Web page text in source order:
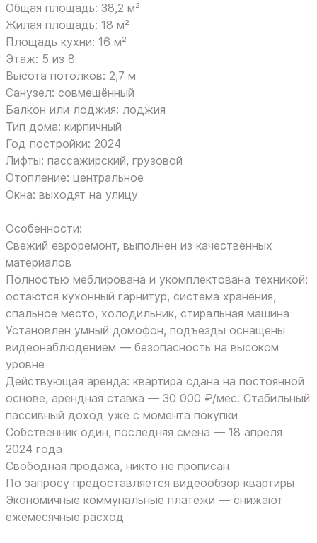
Общая площадь: 38,2 м²
Жилая площадь: 18 м²
Площадь кухни: 16 м²
Этаж: 5 из 8
Высота потолков: 2,7 м
Санузел: совмещённый
Балкон или лоджия: лоджия
Тип дома: кирпичный
Год постройки: 2024
Лифты: пассажирский, грузовой
Отопление: центральное
Окна: выходят на улицу
Особенности:
Свежий евроремонт, выполнен из качественных
материалов
Полностью меблирована и укомплектована техникой:
остаются кухонный гарнитур, система хранения,
спальное место, холодильник, стиральная машина
Установлен умный домофон, подъезды оснащены
видеонаблюдением — безопасность на высоком
уровне
Действующая аренда: квартира сдана на постоянной
основе, арендная ставка — 30 000 ₽/мес. Стабильный
пассивный доход уже с момента покупки
Собственник один, последняя смена — 18 апреля
2024 года
Свободная продажа, никто не прописан
По запросу предоставляется видеообзор квартиры
Экономичные коммунальные платежи — снижают
ежемесячные расход